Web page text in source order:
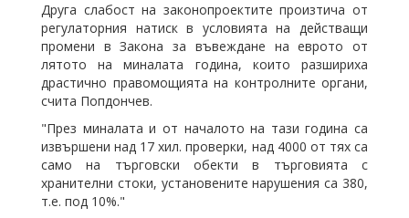
Друга слабост на законопроектите произтича от
регулаторния натиск в условията на действащи
промени в Закона за въвеждане на еврото от
лятото на миналата година, които разшириха
драстично правомощията на контролните органи,
счита Попдончев.
"През миналата и от началото на тази година са
извършени над 17 хил. проверки, над 4000 от тях са
само на търговски обекти в търговията с
хранителни стоки, установените нарушения са 380,
т.е. под 10%."